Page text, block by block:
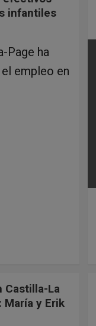
infantiles
Page ha
empleo en
Castilla-La
María y Erik